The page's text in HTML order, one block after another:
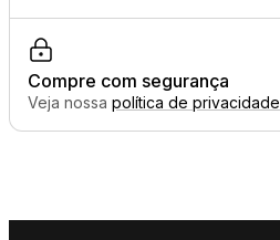
Compre com segurança
Veja nossa política de privacidade